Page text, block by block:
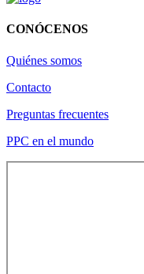
CONÓCENOS
Quiénes somos
Contacto
Preguntas frecuentes
PPC en el mundo